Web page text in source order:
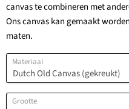
canvas te combineren met
Ons canvas kan gemaakt
maten.
Materiaal
Grootte